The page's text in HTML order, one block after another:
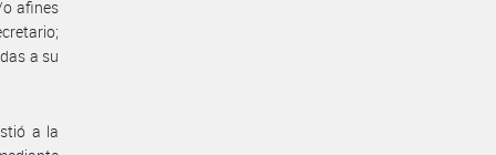
o afines
a su
a la